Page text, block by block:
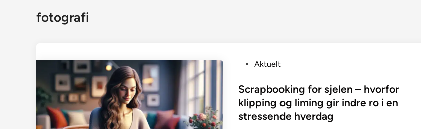
fotografi
s
t
d
Aktuelt
Scrapbooking for sjelen – hvorfor
klipping og liming gir indre ro i en
stressende hverdag